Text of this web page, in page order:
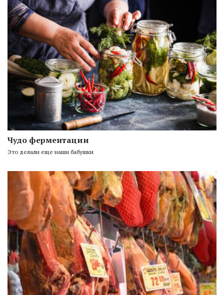
Чудо ферментации
Это делали еще наши бабушки